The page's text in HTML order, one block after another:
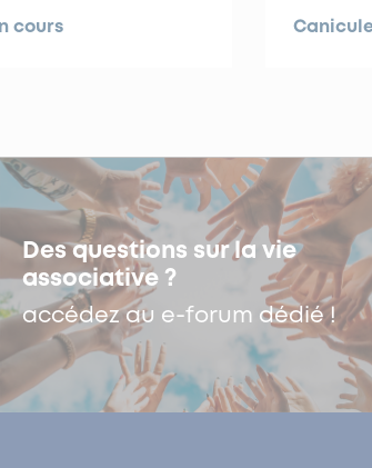
cours
Des questions sur la vie
associative ?
accédez au e-forum dédié !